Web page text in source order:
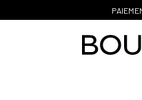
PAIEMENT EN 3